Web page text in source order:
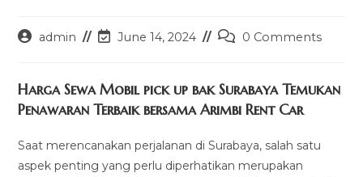
Postadmin
PostJune 14, 2024
Post0 Comments
Harga Sewa Mobil pick up bak Surabaya Temukan
Penawaran Terbaik bersama Arimbi Rent Car
Saat merencanakan perjalanan di Surabaya, salah satu
aspek penting yang perlu diperhatikan merupakan